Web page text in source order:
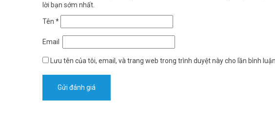
lời bạn sớm nhất.
Tên *
Email
Lưu tên của tôi, email, và trang web trong trình duyệt này cho lần bình